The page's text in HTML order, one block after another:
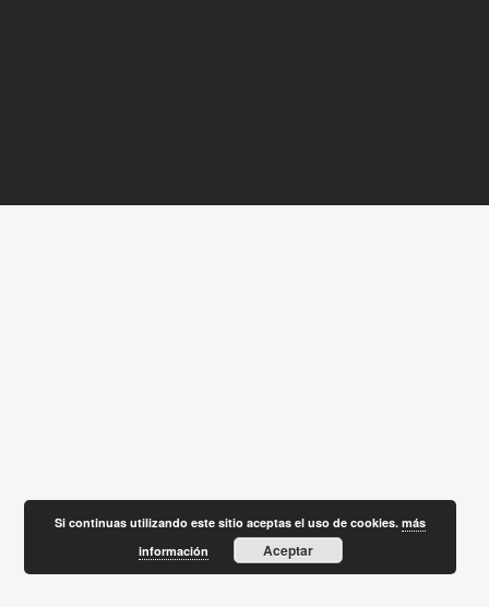
Si continuas utilizando este sitio aceptas el uso de cookies.más
información
Aceptar